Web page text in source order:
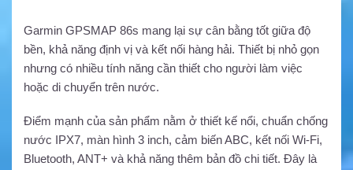
Garmin GPSMAP 86s mang lại sự cân bằng tốt giữa độ
bền, khả năng định vị và kết nối hàng hải. Thiết bị nhỏ gọn
nhưng có nhiều tính năng cần thiết cho người làm việc
hoặc di chuyển trên nước.
Điểm mạnh của sản phẩm nằm ở thiết kế nổi, chuẩn chống
nước IPX7, màn hình 3 inch, cảm biến ABC, kết nối Wi-Fi,
Bluetooth, ANT+ và khả năng thêm bản đồ chi tiết. Đây là